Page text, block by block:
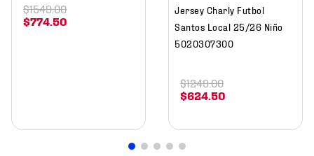
$774 50
$1549.00
Jersey Charly Futbol
Santos Local 25/26 Niño
5020307300
$624 50
$1249.00